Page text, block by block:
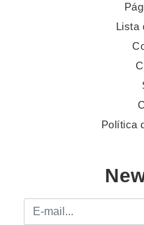
Lista
Política
E-mail